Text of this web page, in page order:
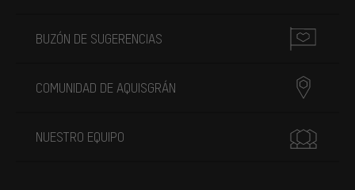
BUZÓN DE SUGERENCIAS
COMUNIDAD DE AQUISGRÁN
NUESTRO EQUIPO